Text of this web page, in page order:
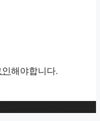
해야합니다.